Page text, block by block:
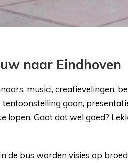
naar Eindhoven
musici, creatievelingen,
gaan,
Gaat dat wel goed?
de bus worden visies op